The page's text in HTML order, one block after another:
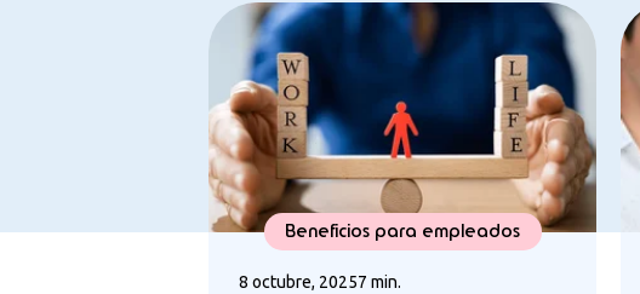
Beneficios para empleados
8 octubre, 20257 min.